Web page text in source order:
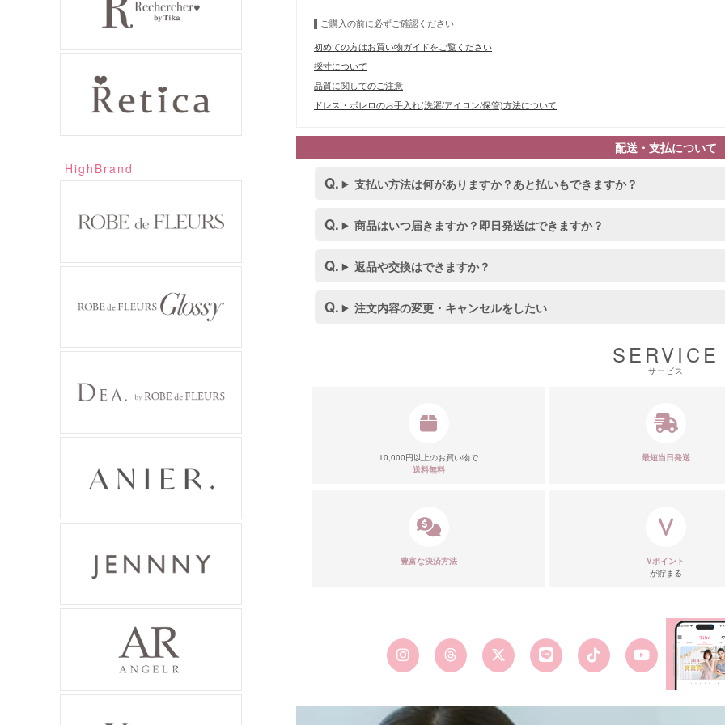
HighBrand
ご購入の前に必ずご確認ください
初めての方はお買い物ガイドをご覧ください
採寸について
品質に関してのご注意
ドレス・ボレロのお手入れ(洗濯/アイロン/保管)方法について
配送・支払について
支払い方法は何がありますか？あと払いもできますか？
商品はいつ届きますか？即日発送はできますか？
返品や交換はできますか？
注文内容の変更・キャンセルをしたい
SERVICE
サービス
10,000円以上のお買い物で
送料無料
最短当日発送
豊富な決済方法
Vポイント
が貯まる